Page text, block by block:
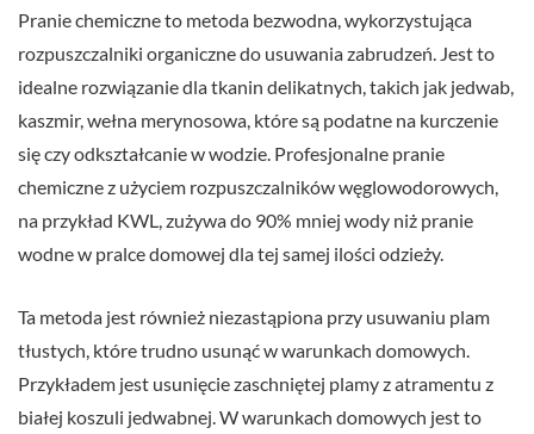
Pranie chemiczne to metoda bezwodna, wykorzystująca
rozpuszczalniki organiczne do usuwania zabrudzeń. Jest to
idealne rozwiązanie dla tkanin delikatnych, takich jak jedwab,
kaszmir, wełna merynosowa, które są podatne na kurczenie
się czy odkształcanie w wodzie. Profesjonalne pranie
chemiczne z użyciem rozpuszczalników węglowodorowych,
na przykład KWL, zużywa do 90% mniej wody niż pranie
wodne w pralce domowej dla tej samej ilości odzieży.
Ta metoda jest również niezastąpiona przy usuwaniu plam
tłustych, które trudno usunąć w warunkach domowych.
Przykładem jest usunięcie zaschniętej plamy z atramentu z
białej koszuli jedwabnej. W warunkach domowych jest to